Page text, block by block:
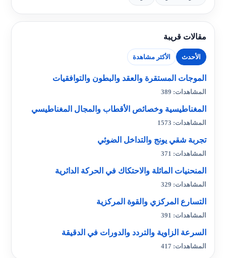
مقالات قريبة
الأحدث الأكثر مشاهدة
الموجات المستقرة والعقد والبطون والتوافقيات
المشاهدات: 389
المغناطيسية وخصائص الأقطاب والمجال المغناطيسي
المشاهدات: 1573
تجربة شقي يونج والتداخل الضوئي
المشاهدات: 371
المنحنيات المائلة والاحتكاك في الحركة الدائرية
المشاهدات: 329
التسارع المركزي والقوة المركزية
المشاهدات: 391
السرعة الزاوية والتردد والدورات في الدقيقة
المشاهدات: 417